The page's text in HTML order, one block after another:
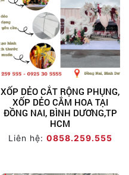
XỐP DẺO CẮT RỘNG PHỤNG,
XỐP DẺO CẮM HOA TẠI
ĐỒNG NAI, BÌNH DƯƠNG,TP
HCM
Liên hệ: 0858.259.555